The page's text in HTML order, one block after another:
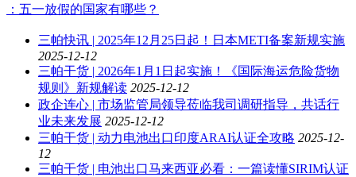
：五一放假的国家有哪些？
三帕快讯 | 2025年12月25日起！日本METI备案新规实施
2025-12-12
三帕干货 | 2026年1月1日起实施！《国际海运危险货物
规则》新规解读 2025-12-12
政企连心 | 市场监管局领导莅临我司调研指导，共话行
业未来发展 2025-12-12
三帕干货 | 动力电池出口印度ARAI认证全攻略 2025-12-
12
三帕干货 | 电池出口马来西亚必看：一篇读懂SIRIM认证